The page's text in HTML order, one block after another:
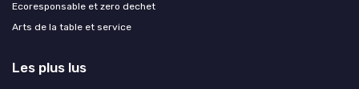
Ecoresponsable et zero dechet
Arts de la table et service
Les plus lus